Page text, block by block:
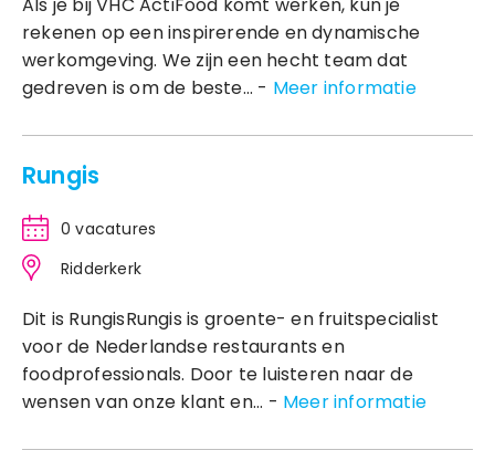
rekenen op een inspirerende en dynamische
werkomgeving. We zijn een hecht team dat
gedreven is om de beste... - Meer informatie
Rungis
0 vacatures
Ridderkerk
Dit is RungisRungis is groente- en fruitspecialist
voor de Nederlandse restaurants en
foodprofessionals. Door te luisteren naar de
wensen van onze klant en... - Meer informatie